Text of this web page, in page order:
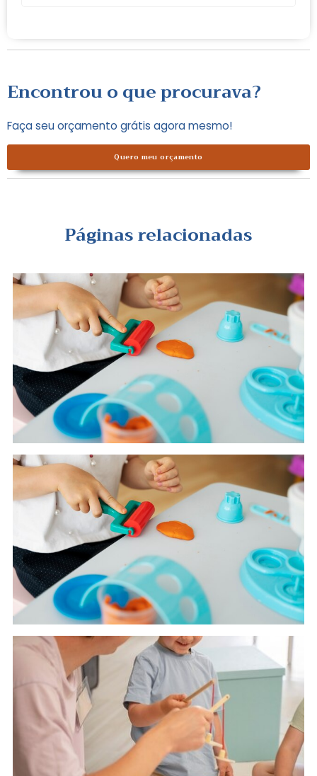
Encontrou o que procurava?
Faça seu orçamento grátis agora mesmo!
Quero meu orçamento
Páginas relacionadas